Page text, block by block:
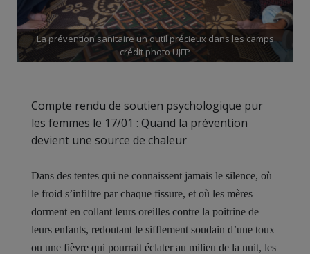
La prévention sanitaire un outil précieux dans les camps
crédit photo UJFP
Compte rendu de soutien psychologique pur
les femmes le 17/01 : Quand la prévention
devient une source de chaleur
Dans des tentes qui ne connaissent jamais le silence, où
le froid s’infiltre par chaque fissure, et où les mères
dorment en collant leurs oreilles contre la poitrine de
leurs enfants, redoutant le sifflement soudain d’une toux
ou une fièvre qui pourrait éclater au milieu de la nuit, les